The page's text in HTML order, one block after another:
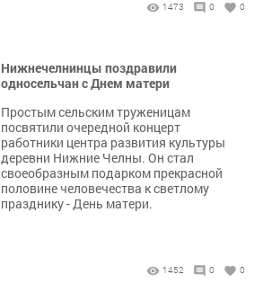
1473 0 0
Нижнечелнинцы поздравили
односельчан с Днем матери
Простым сельским труженицам
посвятили очередной концерт
работники центра развития культуры
деревни Нижние Челны. Он стал
своеобразным подарком прекрасной
половине человечества к светлому
празднику - День матери.
1452 0 0